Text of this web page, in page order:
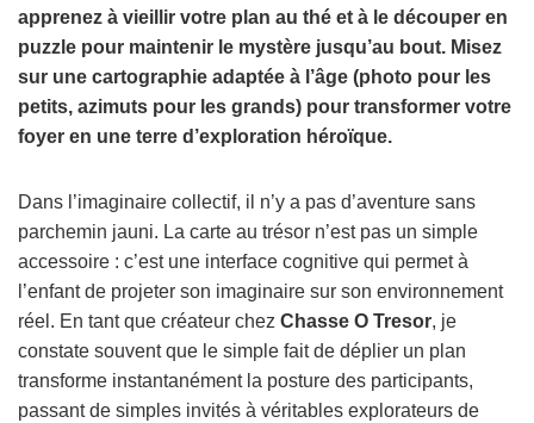
apprenez à vieillir votre plan au thé et à le découper en
puzzle pour maintenir le mystère jusqu’au bout. Misez
sur une cartographie adaptée à l’âge (photo pour les
petits, azimuts pour les grands) pour transformer votre
foyer en une terre d’exploration héroïque.
Dans l’imaginaire collectif, il n’y a pas d’aventure sans
parchemin jauni. La carte au trésor n’est pas un simple
accessoire : c’est une interface cognitive qui permet à
l’enfant de projeter son imaginaire sur son environnement
réel. En tant que créateur chez Chasse O Tresor, je
constate souvent que le simple fait de déplier un plan
transforme instantanément la posture des participants,
passant de simples invités à véritables explorateurs de